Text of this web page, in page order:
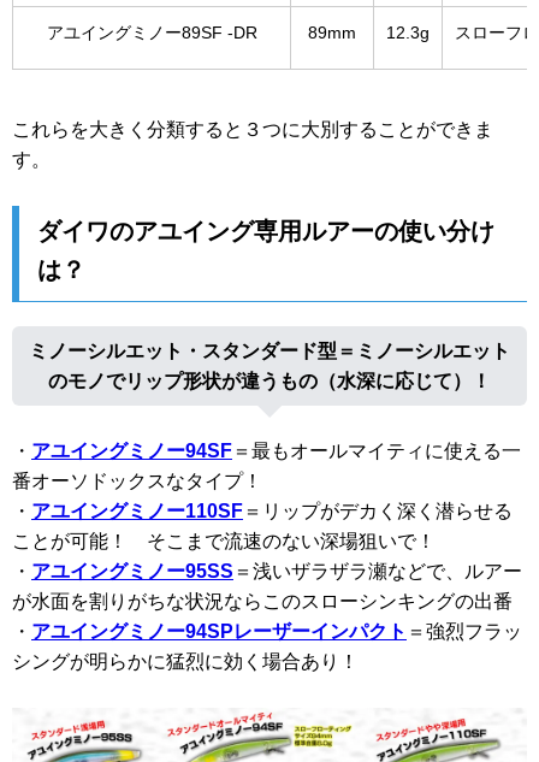
アユイングミノー89SF -DR 89mm 12.3g スローフ
これらを大きく分類すると３つに大別することができま
す。
ダイワのアユイング専用ルアーの使い分け
は？
ミノーシルエット・スタンダード型＝ミノーシルエット
のモノでリップ形状が違うもの（水深に応じて）！
・ アユイングミノー94SF ＝最もオールマイティに使える一
番オーソドックスなタイプ！
・ アユイングミノー110SF ＝リップがデカく深く潜らせる
ことが可能！ そこまで流速のない深場狙いで！
・ アユイングミノー95SS ＝浅いザラザラ瀬などで、ルアー
が水面を割りがちな状況ならこのスローシンキングの出番
・ アユイングミノー94SPレーザーインパクト ＝強烈フラッ
シングが明らかに猛烈に効く場合あり！